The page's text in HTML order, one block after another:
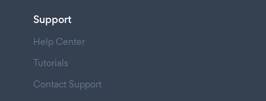
Support
Help Center
Tutorials
Contact Support